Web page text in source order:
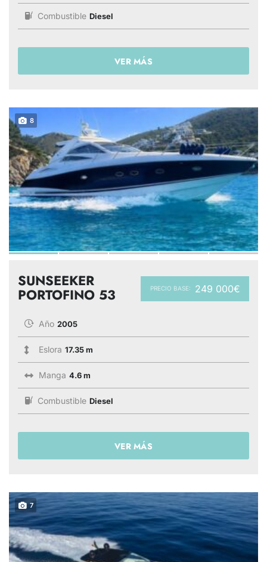
Combustible Diesel
VER MÁS
8
PRECIO BASE: 249 000€
SUNSEEKER
PORTOFINO 53
Año 2005
Eslora 17.35 m
Manga 4.6 m
Combustible Diesel
VER MÁS
7